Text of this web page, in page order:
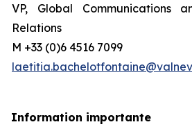
VP, Global Communications
Relations
M +33 (0)6 4516 7099
Information importante